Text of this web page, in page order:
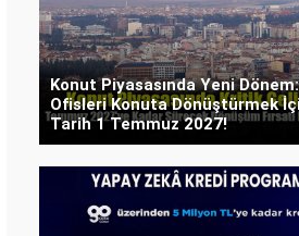
Konut Piyasasında Yeni Dönem:
Ofisleri Konuta Dönüştürmek
Tarih 1 Temmuz 2027!